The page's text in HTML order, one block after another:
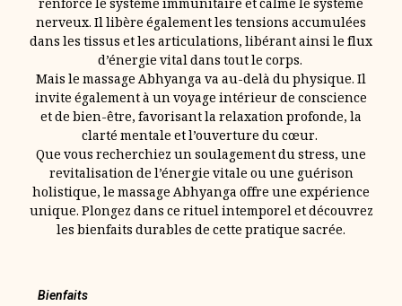
renforce le système immunitaire et calme le système
nerveux. Il libère également les tensions accumulées
dans les tissus et les articulations, libérant ainsi le flux
d’énergie vital dans tout le corps.
Mais le massage Abhyanga va au-delà du physique. Il
invite également à un voyage intérieur de conscience
et de bien-être, favorisant la relaxation profonde, la
clarté mentale et l’ouverture du cœur.
Que vous recherchiez un soulagement du stress, une
revitalisation de l’énergie vitale ou une guérison
holistique, le massage Abhyanga offre une expérience
unique. Plongez dans ce rituel intemporel et découvrez
les bienfaits durables de cette pratique sacrée.
Bienfaits